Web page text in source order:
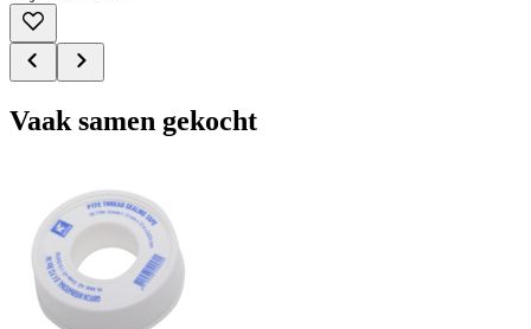
Vaak samen gekocht